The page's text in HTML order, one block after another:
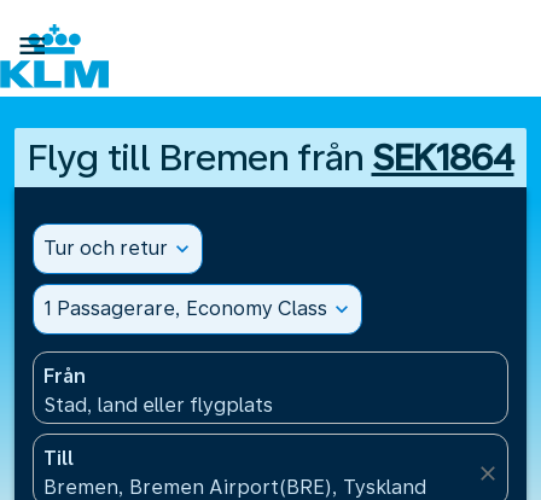

Flyg till Bremen från SEK1864
Tur och retur expand_more
1 Passagerare, Economy Class expand_more
Från
Stad, land eller flygplats
Till
Bremen, Bremen Airport(BRE), Tyskland
close